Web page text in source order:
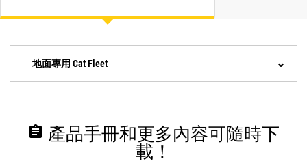
地面專用 Cat Fleet
assignment 產品手冊和更多內容可隨時下
載！